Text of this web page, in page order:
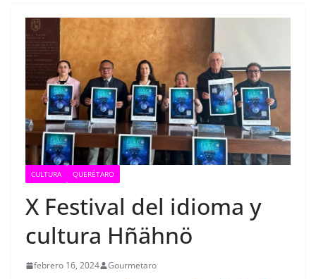
CULTURA QUERÉTARO
X Festival del idioma y
cultura Hñähnö
febrero 16, 2024 Gourmetaro